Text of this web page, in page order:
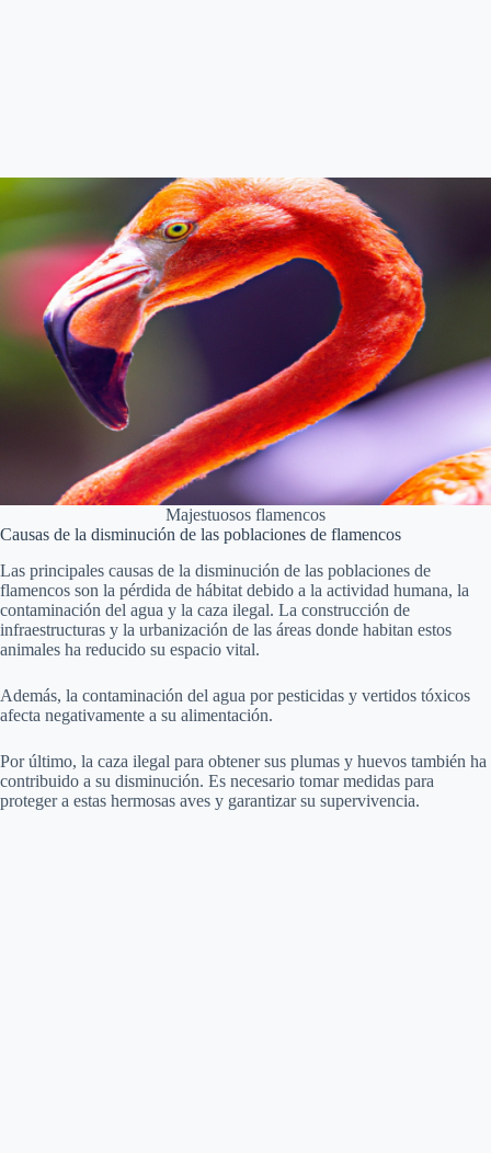
Majestuosos flamencos
Causas de la disminución de las poblaciones de flamencos
Las principales causas de la disminución de las poblaciones de
flamencos son la pérdida de hábitat debido a la actividad humana, la
contaminación del agua y la caza ilegal. La construcción de
infraestructuras y la urbanización de las áreas donde habitan estos
animales ha reducido su espacio vital.
Además, la contaminación del agua por pesticidas y vertidos tóxicos
afecta negativamente a su alimentación.
Por último, la caza ilegal para obtener sus plumas y huevos también ha
contribuido a su disminución. Es necesario tomar medidas para
proteger a estas hermosas aves y garantizar su supervivencia.